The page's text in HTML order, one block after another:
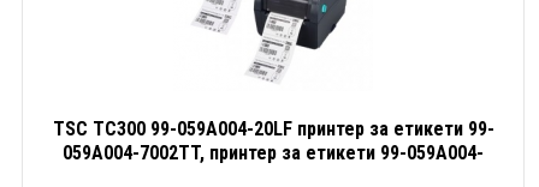
TSC TC300 99-059A004-20LF принтер за етикети 99-
059A004-7002TT, принтер за етикети 99-059A004-